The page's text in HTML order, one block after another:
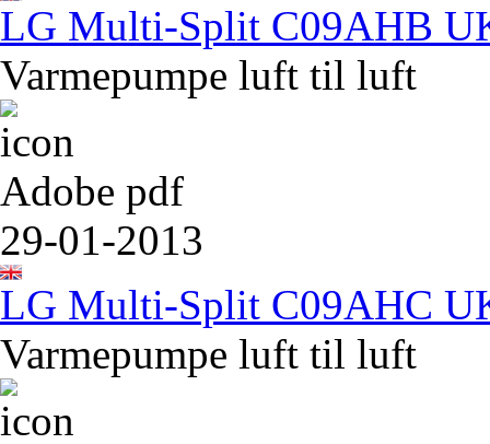
LG Multi-Split C09AHB
Varmepumpe luft til luft
Adobe pdf
29-01-2013
LG Multi-Split C09AHC
Varmepumpe luft til luft